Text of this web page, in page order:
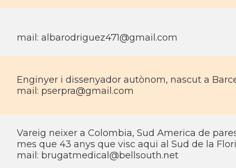
mail: albarodriguez471@gmail.com
Enginyer i dissenyador autònom, nascut a
mail: pserpra@gmail.com
Vareig neixer a Colombia, Sud America de
mes que 43 anys que visc aqui al Sud de la
mail: brugatmedical@bellsouth.net